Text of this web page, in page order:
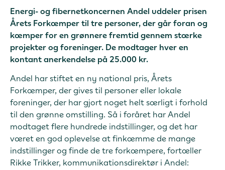
Energi- og fibernetkoncernen Andel uddeler prisen
Årets Forkæmper til tre personer, der går foran og
kæmper for en grønnere fremtid gennem stærke
projekter og foreninger. De modtager hver en
kontant anerkendelse på 25.000 kr.
Andel har stiftet en ny national pris, Årets
Forkæmper, der gives til personer eller lokale
foreninger, der har gjort noget helt særligt i forhold
til den grønne omstilling. Så i foråret har Andel
modtaget flere hundrede indstillinger, og det har
været en god oplevelse at finkæmme de mange
indstillinger og finde de tre forkæmpere, fortæller
Rikke Trikker, kommunikationsdirektør i Andel: